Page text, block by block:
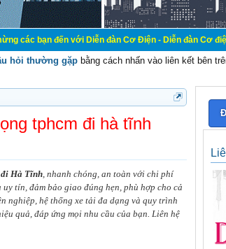
đến với Diễn đàn Cơ Điện - Diễn đàn Cơ điện là nơi
hỏi thường gặp bằng cách nhấn vào liên kết bên
tphcm đi hà tĩnh
Hà Tĩnh, nhanh chóng, an toàn với chi phí
tín, đảm bảo giao đúng hẹn, phù hợp cho cả
nghiệp, hệ thống xe tải đa dạng và quy trình
quả, đáp ứng mọi nhu cầu của bạn. Liên hệ